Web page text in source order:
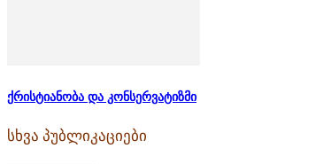
ქრისტიანობა და კონსერვატიზმი
სხვა პუბლიკაციები